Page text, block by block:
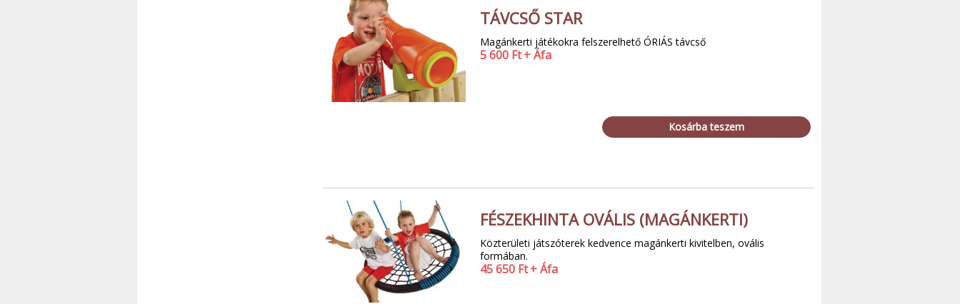
TÁVCSŐ STAR
Magánkerti játékokra felszerelhető ÓRIÁS távcső
5 600 Ft+ Áfa
Kosárba teszem
FÉSZEKHINTA OVÁLIS (MAGÁNKERTI)
Közterületi játszóterek kedvence magánkerti kivitelben, ovális
formában.
45 650 Ft+ Áfa